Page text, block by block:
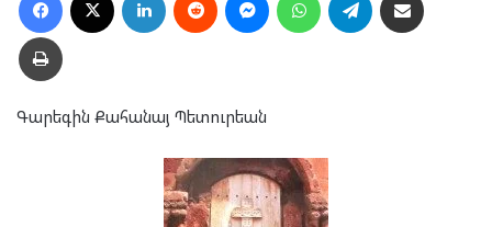
Տպել
Գարեգին Քահանայ Պետուրեան